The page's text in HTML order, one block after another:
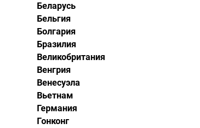
Беларусь
Бельгия
Болгария
Бразилия
Великобритания
Венгрия
Венесуэла
Вьетнам
Германия
Гонконг